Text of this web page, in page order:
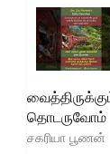
தொடருவோம்
சகரியா பூணன்